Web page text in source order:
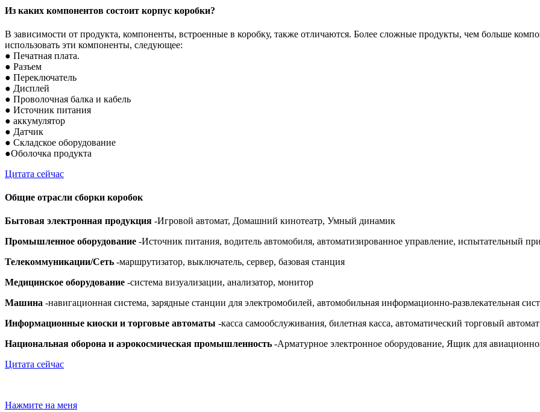
Из каких компонентов состоит корпус коробки?
В зависимости от продукта, компоненты, встроенные в коробку, также отличаются. Более сложные продукты, чем больше
использовать эти компоненты, следующее:
● Печатная плата.
● Разъем
● Переключатель
● Дисплей
● Проволочная балка и кабель
● Источник питания
● аккумулятор
● Датчик
● Складское оборудование
●Оболочка продукта
Цитата сейчас
Общие отрасли сборки коробок
Бытовая электронная продукция -Игровой автомат, Домашний кинотеатр, Умный динамик
Промышленное оборудование -Источник питания, водитель автомобиля, автоматизированное управление, испытательный
Телекоммуникации/Сеть -маршрутизатор, выключатель, сервер, базовая станция
Медицинское оборудование -система визуализации, анализатор, монитор
Машина -навигационная система, зарядные станции для электромобилей, автомобильная информационно-развлекательная
Информационные киоски и торговые автоматы -касса самообслуживания, билетная касса, автоматический торговый автомат
Национальная оборона и аэрокосмическая промышленность -Арматурное электронное оборудование, Ящик для
Цитата сейчас
Нажмите на меня